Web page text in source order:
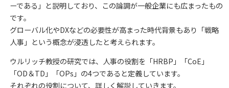
ーである」と説明しており、この論調が一般企業にも広まったもの
です。
グローバル化やDXなどの必要性が高まった時代背景もあり「戦略
人事」という概念が浸透したと考えられます。
ウルリッチ教授の研究では、人事の役割を「HRBP」「CoE」
「OD＆TD」「OPs」の4つであると定義しています。
それぞれの役割について、詳しく解説していきます。